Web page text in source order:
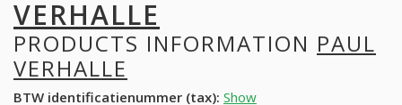
VERHALLE
PRODUCTS INFORMATION PAUL
VERHALLE
BTW identificatienummer (tax): Show